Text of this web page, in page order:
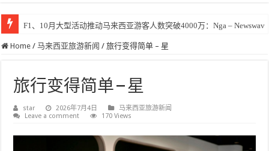
F1、10月大型活动推动马来西亚游客人数突破4000万：Nga – Newswav
Klook客路将印度和中东创作者聚集在马来西亚 – TravelBiz Monitor
Home / 马来西亚旅游新闻 / 旅行变得简单 – 星
旅行变得简单 – 星
star 2026年7月4日
马来西亚旅游新闻
Leave a comment
170 Views